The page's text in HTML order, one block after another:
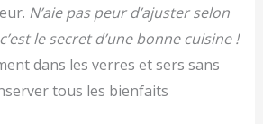
N’aie pas peur d’ajuster selon
le secret d’une bonne cuisine !
dans les verres et sers sans
tous les bienfaits